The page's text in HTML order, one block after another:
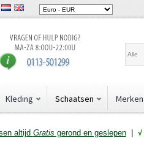
Alle
Kleding Schaatsen Merken
altijd Gratis gerond en geslepen| √